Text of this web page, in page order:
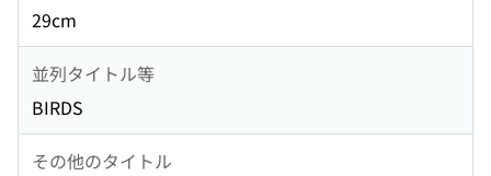
29cm
並列タイトル等
BIRDS
その他のタイトル